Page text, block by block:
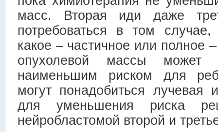
масс. Вторая иди даже
потребоваться в том случае,
какое – частичное или полное
опухолевой массы может
наименьшим риском для
могут понадобиться лучевая
для уменьшения риска
нейробластомой второй и